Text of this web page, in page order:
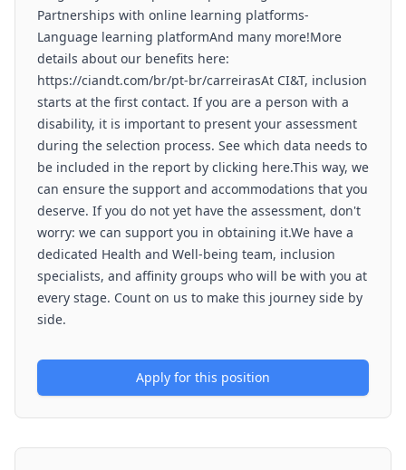
Partnerships with online learning platforms-
Language learning platformAnd many more!More
details about our benefits here:
https://ciandt.com/br/pt-br/carreirasAt CI&T, inclusion
starts at the first contact. If you are a person with a
disability, it is important to present your assessment
during the selection process. See which data needs to
be included in the report by clicking here.This way, we
can ensure the support and accommodations that you
deserve. If you do not yet have the assessment, don't
worry: we can support you in obtaining it.We have a
dedicated Health and Well-being team, inclusion
specialists, and affinity groups who will be with you at
every stage. Count on us to make this journey side by
side.
Apply for this position